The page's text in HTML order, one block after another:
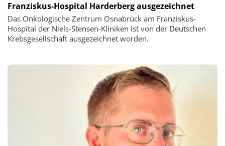
Franziskus-Hospital Harderberg ausgezeichnet
Das Onkologische Zentrum Osnabrück am Franziskus-
Hospital der Niels-Stensen-Kliniken ist von der Deutschen
Krebsgesellschaft ausgezeichnet worden.